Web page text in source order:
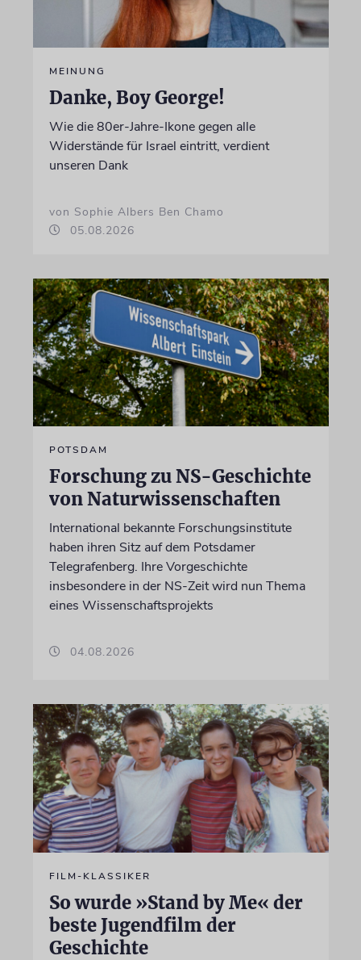
MEINUNG
Danke, Boy George!
Wie die 80er-Jahre-Ikone gegen alle
Widerstände für Israel eintritt, verdient
unseren Dank
von Sophie Albers Ben Chamo
05.08.2026
POTSDAM
Forschung zu NS-Geschichte
von Naturwissenschaften
International bekannte Forschungsinstitute
haben ihren Sitz auf dem Potsdamer
Telegrafenberg. Ihre Vorgeschichte
insbesondere in der NS-Zeit wird nun Thema
eines Wissenschaftsprojekts
04.08.2026
FILM-KLASSIKER
So wurde »Stand by Me« der
beste Jugendfilm der
Geschichte